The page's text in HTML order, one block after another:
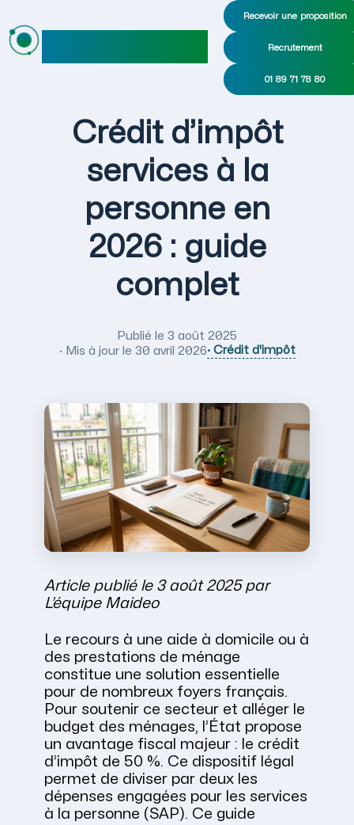
Recevoir une proposition
Recrutement
01 89 71 78 80
Crédit d’impôt
services à la
personne en
2026 : guide
complet
Publié le 3 août 2025
· Mis à jour le 30 avril 2026· Crédit d'impôt
Article publié le 3 août 2025 par
L’équipe Maideo
Le recours à une aide à domicile ou à
des prestations de ménage
constitue une solution essentielle
pour de nombreux foyers français.
Pour soutenir ce secteur et alléger le
budget des ménages, l’État propose
un avantage fiscal majeur : le crédit
d’impôt de 50 %. Ce dispositif légal
permet de diviser par deux les
dépenses engagées pour les services
à la personne (SAP). Ce guide